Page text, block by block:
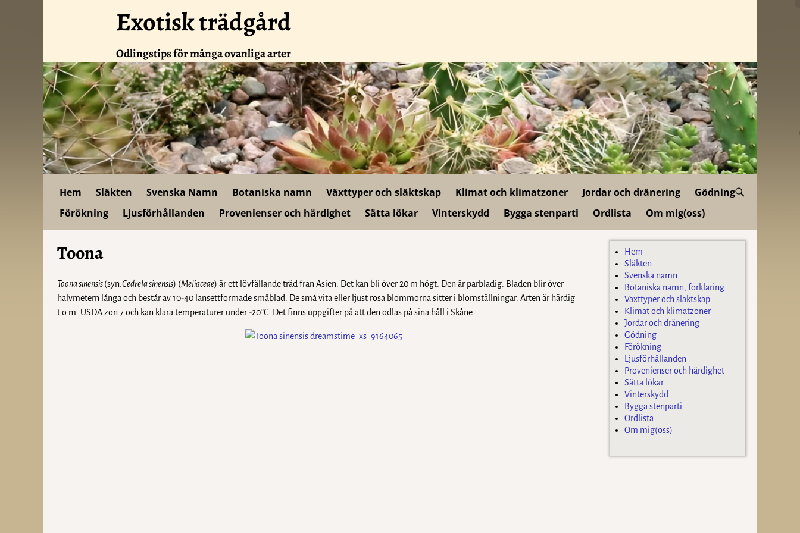
Exotisk trädgård
Odlingstips för många ovanliga arter
Hem Släkten Svenska Namn Botaniska namn Växttyper och släktskap Klimat och klimatzoner Jordar och dränering
Gödning
Förökning
Ljusförhållanden Provenienser och härdighet Sätta lökar Vinterskydd Bygga stenparti Ordlista Om mig(oss)
Toona
Toona sinensis(syn.Cedrela sinensis) (Meliaceae) är ett lövfällande träd från Asien. Det kan bli över 20 m högt. Den är parbladig. Bladen blir över
halvmetern långa och består av 10-40 lansettformade småblad. De små vita eller ljust rosa blommorna sitter i blomställningar. Arten är härdig
t.o.m. USDA zon 7 och kan klara temperaturer under -20°C. Det finns uppgifter på att den odlas på sina håll i Skåne.
Hem
Släkten
Svenska namn
Botaniska namn, förklaring
Växttyper och släktskap
Klimat och klimatzoner
Jordar och dränering
Gödning
Förökning
Ljusförhållanden
Provenienser och härdighet
Sätta lökar
Vinterskydd
Bygga stenparti
Ordlista
Om mig(oss)